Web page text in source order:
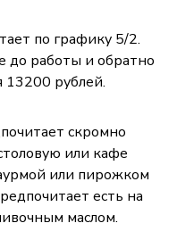
по графику 5/2.
до работы и обратно
13200 рублей.
скромно
или кафе
или пирожком
есть на
маслом.